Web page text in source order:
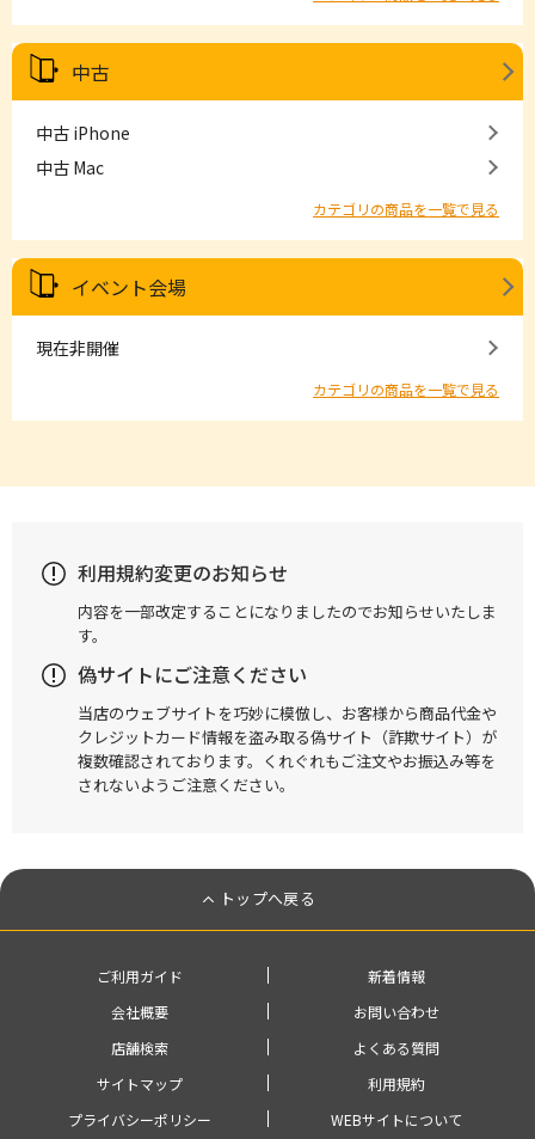
中古
中古 iPhone
中古 Mac
カテゴリの商品を一覧で見る
イベント会場
現在非開催
カテゴリの商品を一覧で見る
利用規約変更のお知らせ
内容を一部改定することになりましたのでお知らせいたしま
す。
偽サイトにご注意ください
当店のウェブサイトを巧妙に模倣し、お客様から商品代金や
クレジットカード情報を盗み取る偽サイト（詐欺サイト）が
複数確認されております。くれぐれもご注文やお振込み等を
されないようご注意ください。
トップへ戻る
ご利用ガイド
新着情報
会社概要
お問い合わせ
店舗検索
よくある質問
サイトマップ
利用規約
プライバシーポリシー
WEBサイトについて